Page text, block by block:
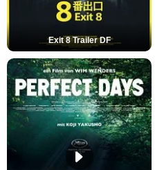
Exit 8 Trailer DF